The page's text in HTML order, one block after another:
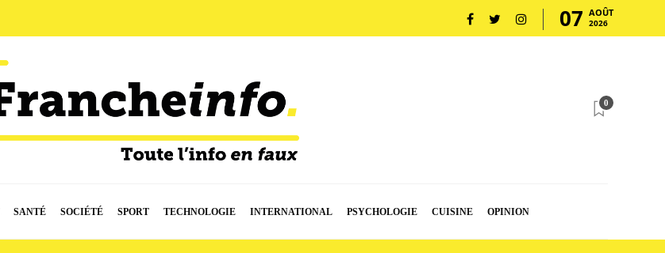
07 AOÛT
2026
0
SANTÉ SOCIÉTÉ SPORT TECHNOLOGIE INTERNATIONAL PSYCHOLOGIE CUISINE OPINION